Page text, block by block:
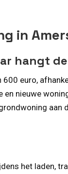
in
hangt
euro,
nieuwe
aan
het laden,